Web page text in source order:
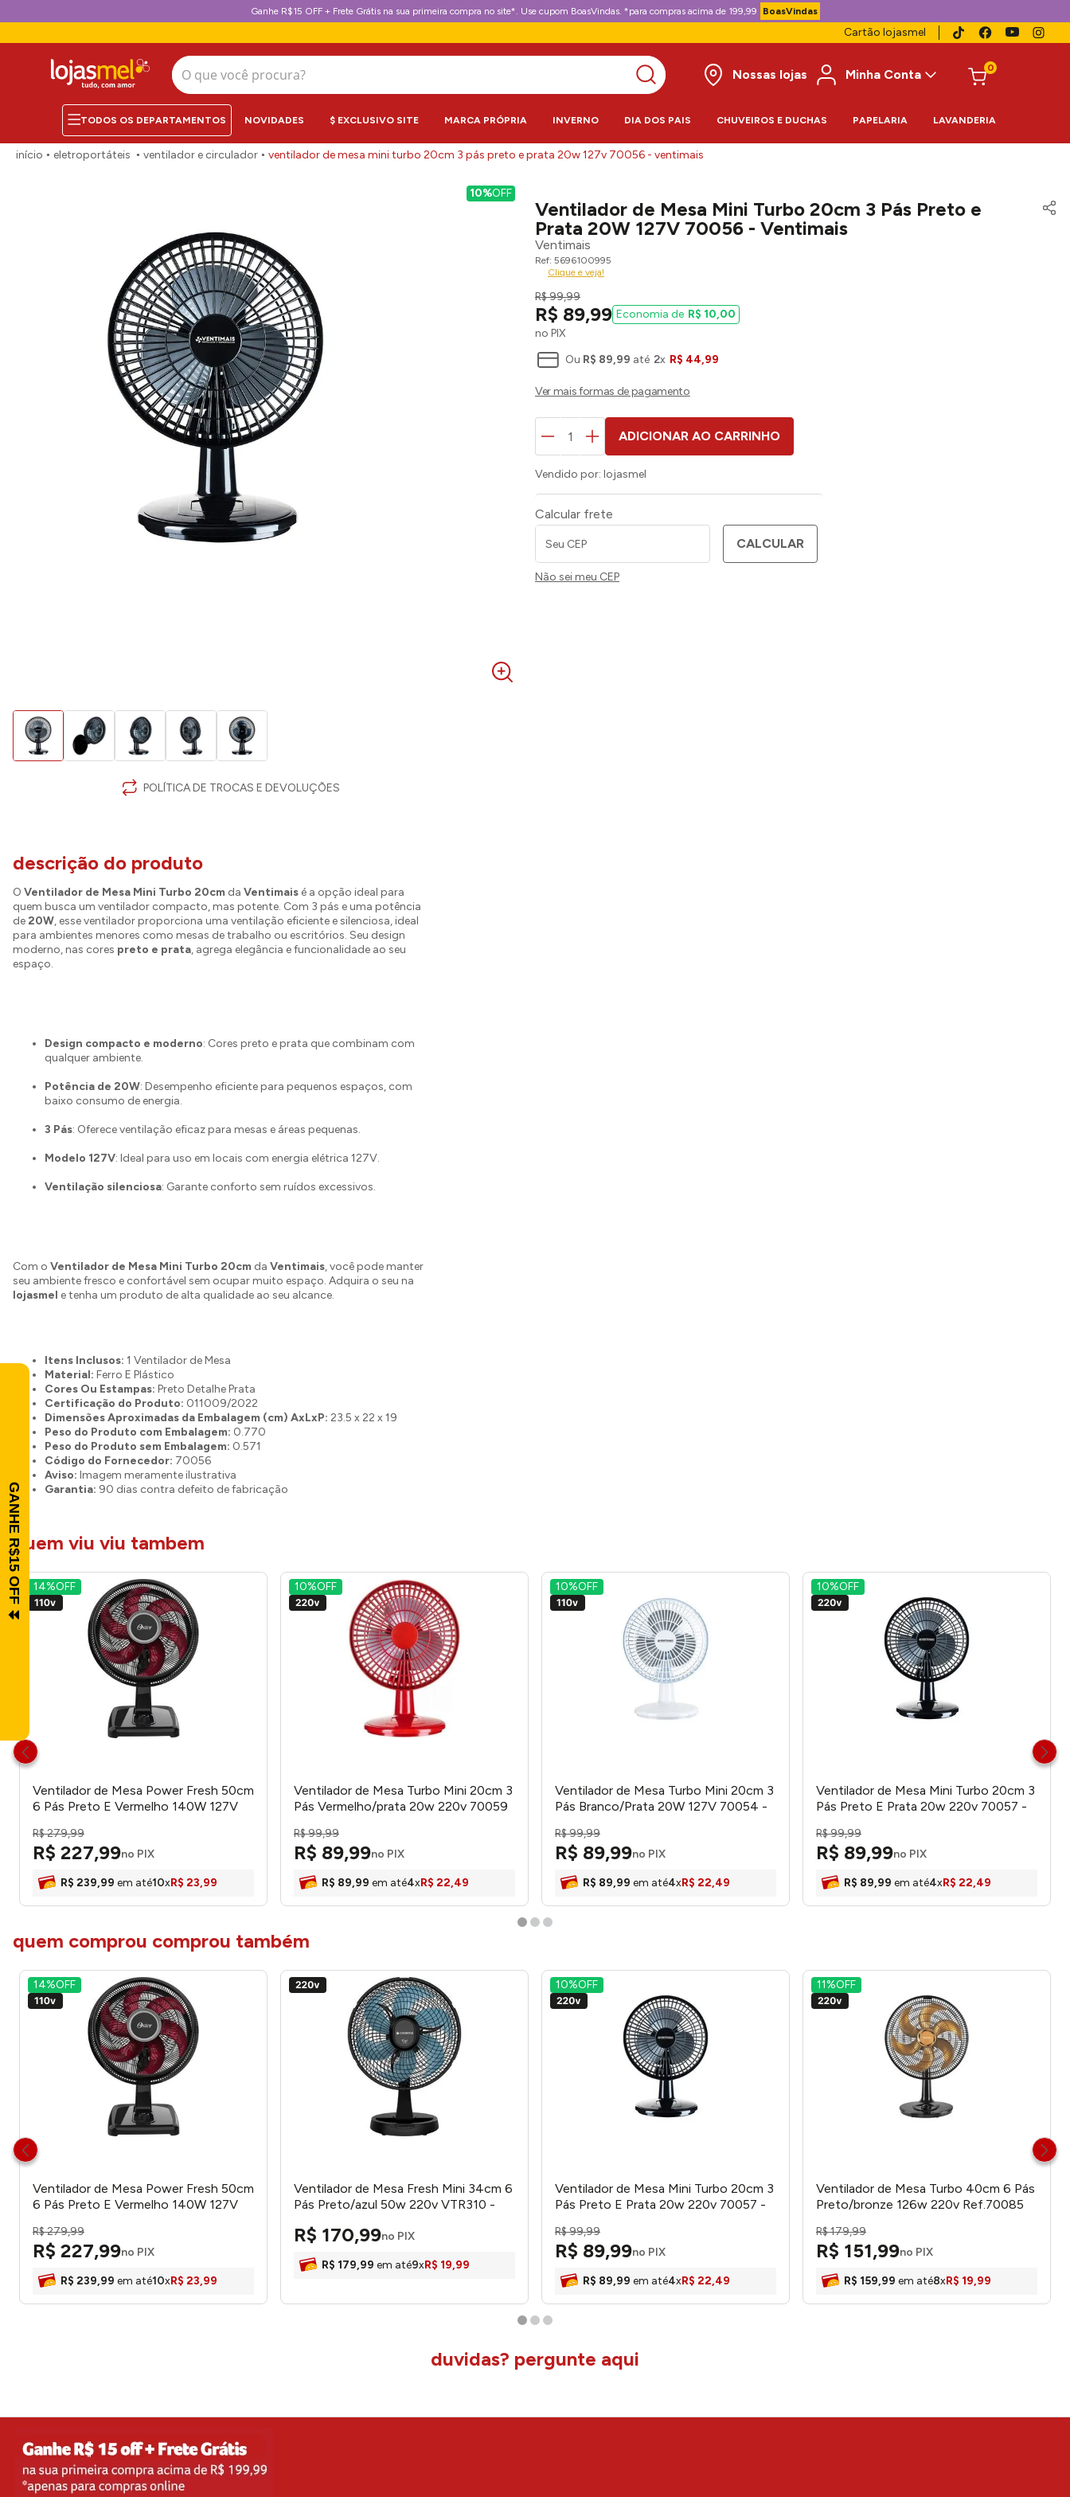
Ganhe R$15 OFF + Frete Grátis na sua primeira compra no site*. Use cupom BoasVindas. *para compras acima de 199,99 BoasVindas
Cartão lojasmel
O que você procura?
Nossas lojas
Minha Conta 0
NOVIDADES $ EXCLUSIVO SITE MARCA PRÓPRIA INVERNO DIA DOS PAIS CHUVEIROS E DUCHAS PAPELARIA LAVANDERIA
eletroportáteis ventilador e circulador ventilador de mesa mini turbo 20cm 3 pás preto e prata 20w 127v 70056 - ventimais
10%OFF
POLÍTICA DE TROCAS E DEVOLUÇÕES
Ventilador de Mesa Mini Turbo 20cm 3 Pás Preto e
Prata 20W 127V 70056 - Ventimais
Ventimais
5696100995
Clique e veja!
R$99,99
R$ 89,99
no PIX
R$ 10,00
Ou R$ 89,99 até 2x R$ 44,99
ADICIONAR AO CARRINHO
Vendido por: lojasmel
Calcular frete
CALCULAR
Não sei meu CEP
descrição do produto
O Ventilador de Mesa Mini Turbo 20cm da Ventimais é a opção ideal para
quem busca um ventilador compacto, mas potente. Com 3 pás e uma potência
de20W, esse ventilador proporciona uma ventilação eficiente e silenciosa, ideal
para ambientes menores como mesas de trabalho ou escritórios. Seu design
moderno, nas cores preto e prata, agrega elegância e funcionalidade ao seu
espaço.
Design compacto e moderno: Cores preto e prata que combinam com
qualquer ambiente.
Potência de 20W: Desempenho eficiente para pequenos espaços, com
baixo consumo de energia.
3 Pás: Oferece ventilação eficaz para mesas e áreas pequenas.
Modelo 127V: Ideal para uso em locais com energia elétrica 127V.
Ventilação silenciosa: Garante conforto sem ruídos excessivos.
Com o Ventilador de Mesa Mini Turbo 20cm da Ventimais, você pode manter
seu ambiente fresco e confortável sem ocupar muito espaço. Adquira o seu na
lojasmel e tenha um produto de alta qualidade ao seu alcance.
Itens Inclusos: 1 Ventilador de Mesa
Material: Ferro E Plástico
Cores Ou Estampas: Preto Detalhe Prata
Certificação do Produto: 011009/2022
Dimensões Aproximadas da Embalagem (cm) AxLxP: 23.5 x 22 x 19
Peso do Produto com Embalagem: 0.770
Peso do Produto sem Embalagem: 0.571
Código do Fornecedor: 70056
Aviso: Imagem meramente ilustrativa
Garantia: 90 dias contra defeito de fabricação
quem viu viu tambem
14%OFF
Ventilador de Mesa Power Fresh 50cm
6 Pás Preto E Vermelho 140W 127V
R$279,99
R$ 227,99no PIX
R$ 239,99 em até10xR$ 23,99
10%OFF
Ventilador de Mesa Turbo Mini 20cm 3
Pás Vermelho/prata 20w 220v 70059
R$99,99
R$ 89,99no PIX
R$ 89,99 em até4xR$ 22,49
10%OFF
Ventilador de Mesa Turbo Mini 20cm 3
Pás Branco/Prata 20W 127V 70054 -
R$99,99
R$ 89,99no PIX
R$ 89,99 em até4xR$ 22,49
10%OFF
Ventilador de Mesa Mini Turbo 20cm 3
Pás Preto E Prata 20w 220v 70057 -
R$99,99
R$ 89,99no PIX
R$ 89,99 em até4xR$ 22,49
quem comprou comprou também
14%OFF
Ventilador de Mesa Power Fresh 50cm
6 Pás Preto E Vermelho 140W 127V
R$279,99
R$ 227,99no PIX
R$ 239,99 em até10xR$ 23,99
Ventilador de Mesa Fresh Mini 34cm 6
Pás Preto/azul 50w 220v VTR310 -
R$ 170,99no PIX
R$ 179,99 em até9xR$ 19,99
10%OFF
Ventilador de Mesa Mini Turbo 20cm 3
Pás Preto E Prata 20w 220v 70057 -
R$99,99
R$ 89,99no PIX
R$ 89,99 em até4xR$ 22,49
11%OFF
Ventilador de Mesa Turbo 40cm 6 Pás
Preto/bronze 126w 220v Ref.70085
R$179,99
R$ 151,99no PIX
R$ 159,99 em até8xR$ 19,99
duvidas? pergunte aqui